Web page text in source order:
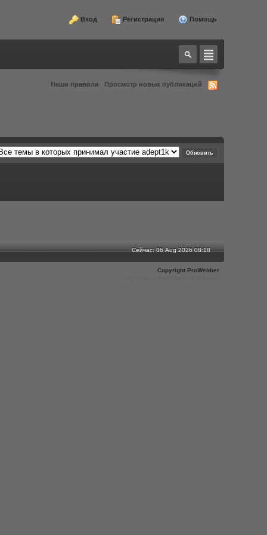
Вход Регистрация Помощь
Наши правила Просмотр новых публикаций
Сейчас: 06 Aug 2026 08:18
Copyright ProWebber